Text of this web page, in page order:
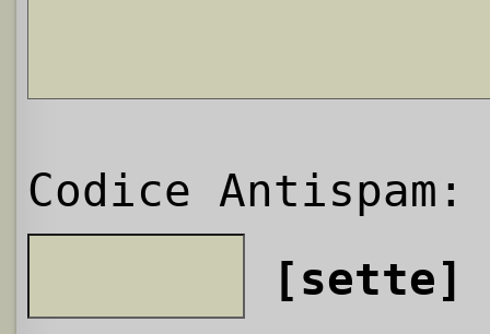
Codice Antispam:
[sette]